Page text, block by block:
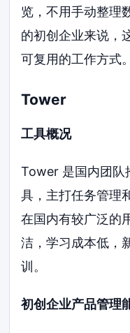
览，不用手动整理
的初创企业来说，
可复用的工作方式。
Tower
工具概况
Tower 是国内团队
具，主打任务管理
在国内有较广泛的
洁，学习成本低，
训。
初创企业产品管理